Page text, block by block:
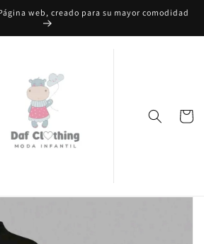
web, creado para su mayor comodidad
Carrito